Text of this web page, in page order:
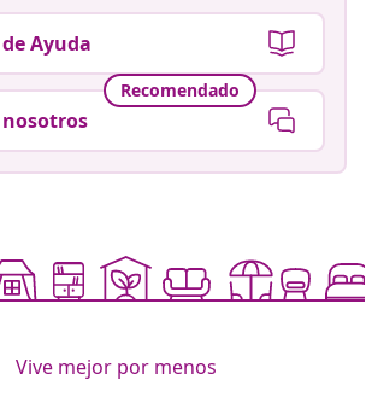
Ayuda
Recomendado
Vive mejor por menos